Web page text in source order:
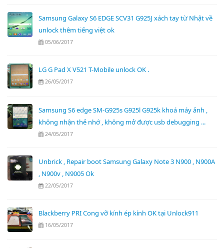
Samsung Galaxy S6 EDGE SCV31 G925J xách tay từ Nhật về
unlock thêm tiếng việt ok
05/06/2017
LG G Pad X V521 T-Mobile unlock OK .
26/05/2017
Samsung S6 edge SM-G925s G925l G925k khoá máy ảnh ,
không nhận thẻ nhớ , không mở được usb debugging ...
24/05/2017
Unbrick , Repair boot Samsung Galaxy Note 3 N900 , N900A
, N900v , N9005 Ok
22/05/2017
Blackberry PRI Cong vỡ kính ép kính OK tại Unlock911
16/05/2017